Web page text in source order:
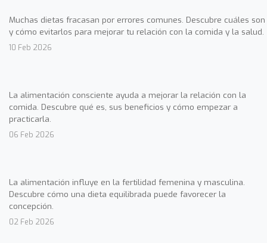
Muchas dietas fracasan por errores comunes. Descubre cuáles son
y cómo evitarlos para mejorar tu relación con la comida y la salud.
10 Feb 2026
La alimentación consciente ayuda a mejorar la relación con la
comida. Descubre qué es, sus beneficios y cómo empezar a
practicarla.
06 Feb 2026
La alimentación influye en la fertilidad femenina y masculina.
Descubre cómo una dieta equilibrada puede favorecer la
concepción.
02 Feb 2026